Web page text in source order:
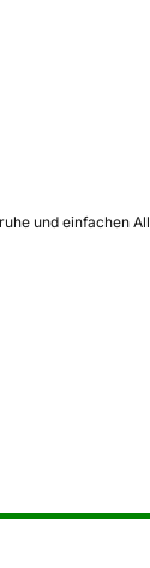
und einfachen